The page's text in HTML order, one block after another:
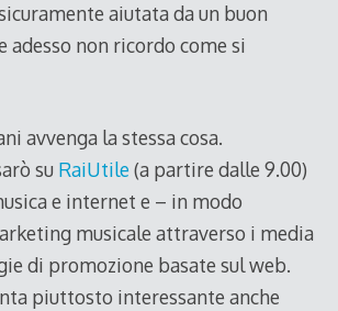
aiutata da un buon
adesso non ricordo come si
avvenga la stessa cosa.
su RaiUtile(a partire dalle 9.00)
e internet e – in modo
musicale attraverso i media
di promozione basate sul web.
piuttosto interessante anche